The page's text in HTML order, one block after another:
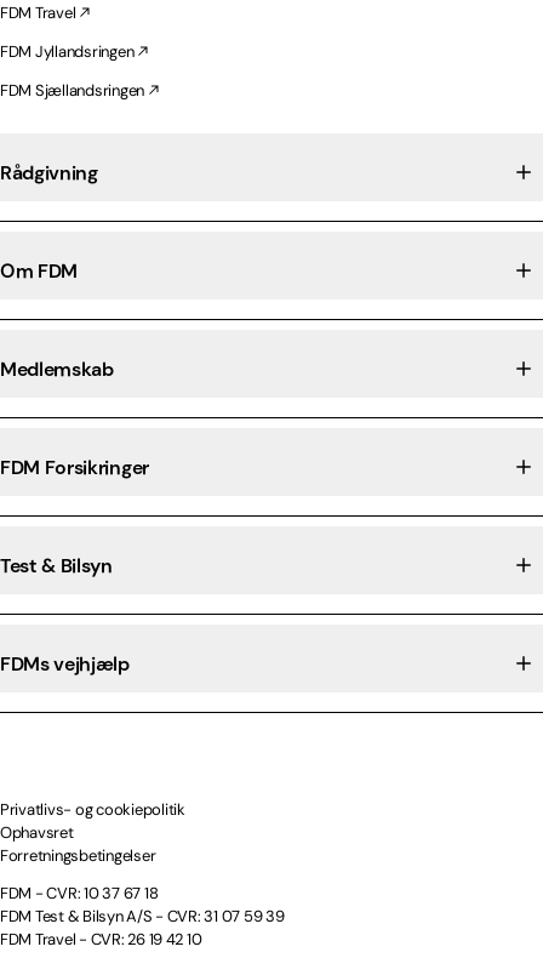
FDM Travel
FDM Jyllandsringen
FDM Sjællandsringen
Rådgivning
Om FDM
Medlemskab
FDM Forsikringer
Test & Bilsyn
FDMs vejhjælp
Privatlivs- og cookiepolitik
Ophavsret
Forretningsbetingelser
FDM - CVR: 10 37 67 18
FDM Test & Bilsyn A/S - CVR: 31 07 59 39
FDM Travel - CVR: 26 19 42 10